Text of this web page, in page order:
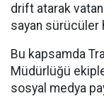
drift atarak
sayan sürücüler
Bu kapsamda
Müdürlüğü
sosyal medya